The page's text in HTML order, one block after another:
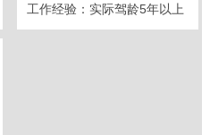
驾驶员资格证，敬业爱岗
工作经验：实际驾龄5年以上